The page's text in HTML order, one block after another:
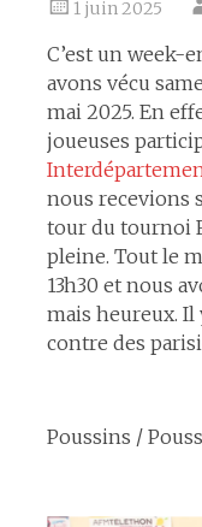
1 juin 2025
C’est un week-
avons vécu
mai 2025. En
joueuses
nous recevions
tour du tournoi
pleine. Tout le
13h30 et nous
mais heureux. Il
contre des
Poussins /